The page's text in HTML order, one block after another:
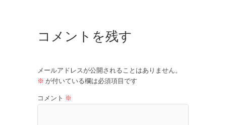
コメントを残す
メールアドレスが公開されることはありません。
※ が付いている欄は必須項目です
コメント ※